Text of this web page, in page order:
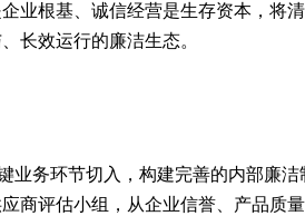
业根基、诚信经营是生存资本，将
长效运行的廉洁生态。
业务环节切入，构建完善的内部廉
商评估小组，从企业信誉、产品质